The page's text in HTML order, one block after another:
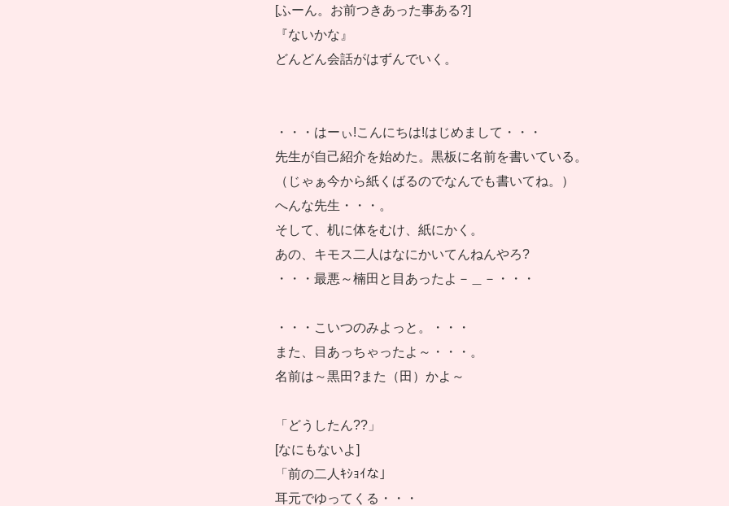
[ふーん。お前つきあった事ある?]
『ないかな』
どんどん会話がはずんでいく。
・・・はーぃ!こんにちは!はじめまして・・・
先生が自己紹介を始めた。黒板に名前を書いている。
（じゃぁ今から紙くばるのでなんでも書いてね。）
へんな先生・・・。
そして、机に体をむけ、紙にかく。
あの、キモス二人はなにかいてんねんやろ?
・・・最悪～楠田と目あったよ－＿－・・・
・・・こいつのみよっと。・・・
また、目あっちゃったよ～・・・。
名前は～黒田?また（田）かよ～
「どうしたん??」
[なにもないよ]
「前の二人ｷｼｮｲな」
耳元でゆってくる・・・